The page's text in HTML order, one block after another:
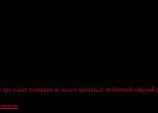
каких условиях не может являеться публичной